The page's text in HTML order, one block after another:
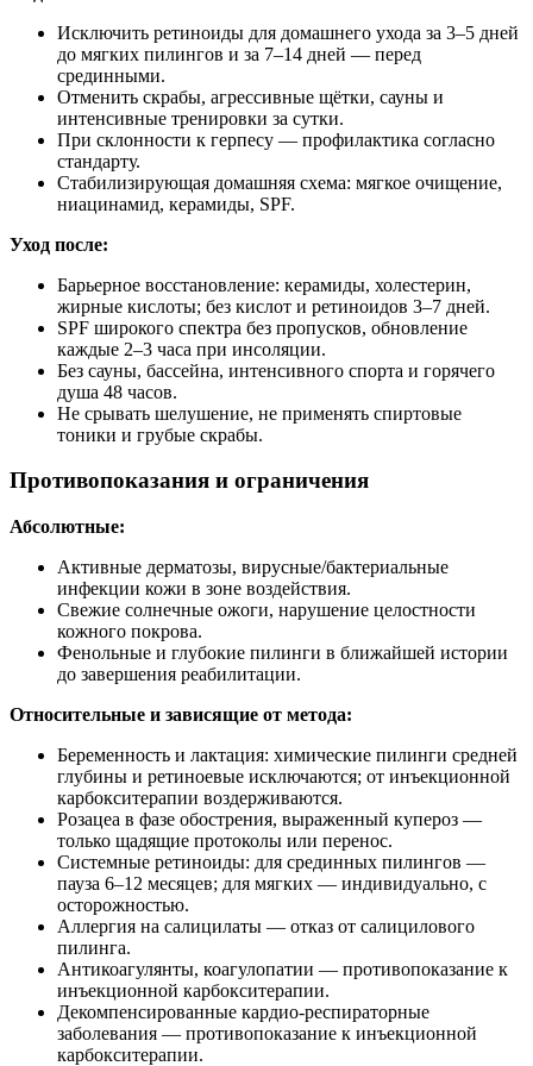
Исключить ретиноиды для домашнего ухода за 3–5 дней
до мягких пилингов и за 7–14 дней — перед
срединными.
Отменить скрабы, агрессивные щётки, сауны и
интенсивные тренировки за сутки.
При склонности к герпесу — профилактика согласно
стандарту.
Стабилизирующая домашняя схема: мягкое очищение,
ниацинамид, керамиды, SPF.
Уход после:
Барьерное восстановление: керамиды, холестерин,
жирные кислоты; без кислот и ретиноидов 3–7 дней.
SPF широкого спектра без пропусков, обновление
каждые 2–3 часа при инсоляции.
Без сауны, бассейна, интенсивного спорта и горячего
душа 48 часов.
Не срывать шелушение, не применять спиртовые
тоники и грубые скрабы.
Противопоказания и ограничения
Абсолютные:
Активные дерматозы, вирусные/бактериальные
инфекции кожи в зоне воздействия.
Свежие солнечные ожоги, нарушение целостности
кожного покрова.
Фенольные и глубокие пилинги в ближайшей истории
до завершения реабилитации.
Относительные и зависящие от метода:
Беременность и лактация: химические пилинги средней
глубины и ретиноевые исключаются; от инъекционной
карбокситерапии воздерживаются.
Розацеа в фазе обострения, выраженный купероз —
только щадящие протоколы или перенос.
Системные ретиноиды: для срединных пилингов —
пауза 6–12 месяцев; для мягких — индивидуально, с
осторожностью.
Аллергия на салицилаты — отказ от салицилового
пилинга.
Антикоагулянты, коагулопатии — противопоказание к
инъекционной карбокситерапии.
Декомпенсированные кардио‑респираторные
заболевания — противопоказание к инъекционной
карбокситерапии.